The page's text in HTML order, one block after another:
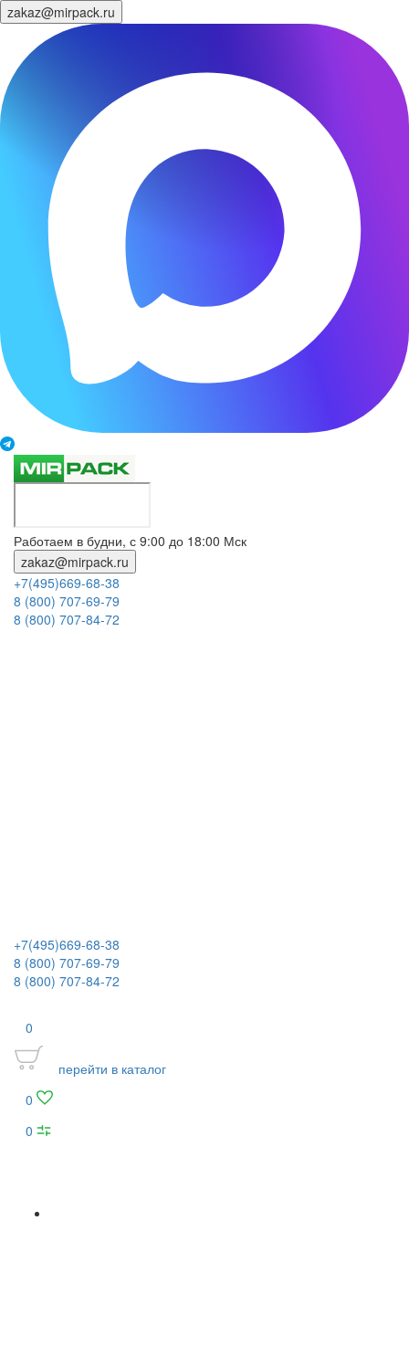
zakaz@mirpack.ru
Работаем в будни, с 9:00 до 18:00 Мск
zakaz@mirpack.ru
+7(495)669-68-38
8 (800) 707-69-79
8 (800) 707-84-72
+7(495)669-68-38
8 (800) 707-69-79
8 (800) 707-84-72
0
перейти в каталог
0
0